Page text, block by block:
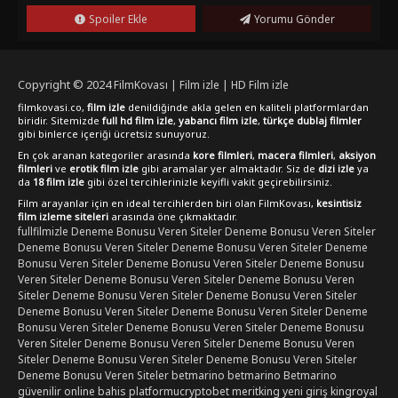
"FilmKovası" sitesinden online olarak full hd, türkçe altyazı
veya türkçe dublaj seçenekleriyle 1080p kalitesinde
Spoiler Ekle Yorumu Gönder
Copyright © 2024FilmKovası | Film izle | HD Film izle
filmkovasi.co, film izle denildiğinde akla gelen en kaliteli platformlardan
biridir. Sitemizde full hd film izle, yabancı film izle, türkçe dublaj filmler
gibi binlerce içeriği ücretsiz sunuyoruz.
En çok aranan kategoriler arasında kore filmleri, macera filmleri, aksiyon
filmleri ve erotik film izle gibi aramalar yer almaktadır. Siz de dizi izle ya
da 18 film izle gibi özel tercihlerinizle keyifli vakit geçirebilirsiniz.
Film arayanlar için en ideal tercihlerden biri olan FilmKovası, kesintisiz
film izleme siteleri arasında öne çıkmaktadır.
fullfilmizle Deneme Bonusu Veren SitelerDeneme Bonusu Veren Siteler
Deneme Bonusu Veren SitelerDeneme Bonusu Veren SitelerDeneme
Bonusu Veren SitelerDeneme Bonusu Veren SitelerDeneme Bonusu
Veren SitelerDeneme Bonusu Veren SitelerDeneme Bonusu Veren
SitelerDeneme Bonusu Veren SitelerDeneme Bonusu Veren Siteler
Deneme Bonusu Veren SitelerDeneme Bonusu Veren SitelerDeneme
Bonusu Veren SitelerDeneme Bonusu Veren SitelerDeneme Bonusu
Veren SitelerDeneme Bonusu Veren SitelerDeneme Bonusu Veren
SitelerDeneme Bonusu Veren SitelerDeneme Bonusu Veren Siteler
Deneme Bonusu Veren Sitelerbetmarino betmarino Betmarino
güvenilir online bahis platformucryptobetmeritking yeni girişkingroyal